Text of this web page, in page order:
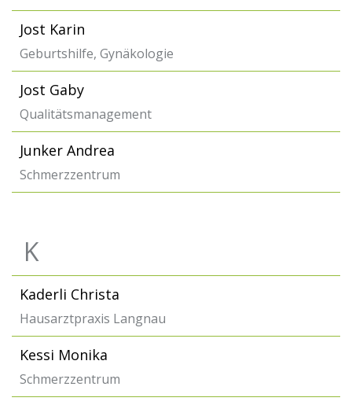
Jost Karin
Geburtshilfe, Gynäkologie
Jost Gaby
Qualitätsmanagement
Junker Andrea
Schmerzzentrum
K
Kaderli Christa
Hausarztpraxis Langnau
Kessi Monika
Schmerzzentrum